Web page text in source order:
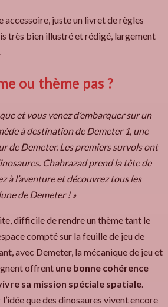
accessoire, juste un livret de règles
très bien illustré et rédigé, largement
ou thème pas ?
et vous venez d’embarquer sur un
à destination de Demeter 1, une
de Demeter. Les premiers survols ont
Chahrazad prend la tête de
à l’aventure et découvrez tous les
de Demeter ! »
difficile de rendre un thème tant le
compté sur la feuille de jeu de
avec Demeter, la mécanique de jeu et
offrent une bonne cohérence
sa mission spéciale spatiale.
que des dinosaures vivent encore